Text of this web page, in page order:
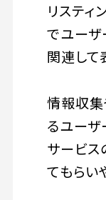
リスティ
でユーザ
関連して
情報収
るユーザ
サービ
てもらい